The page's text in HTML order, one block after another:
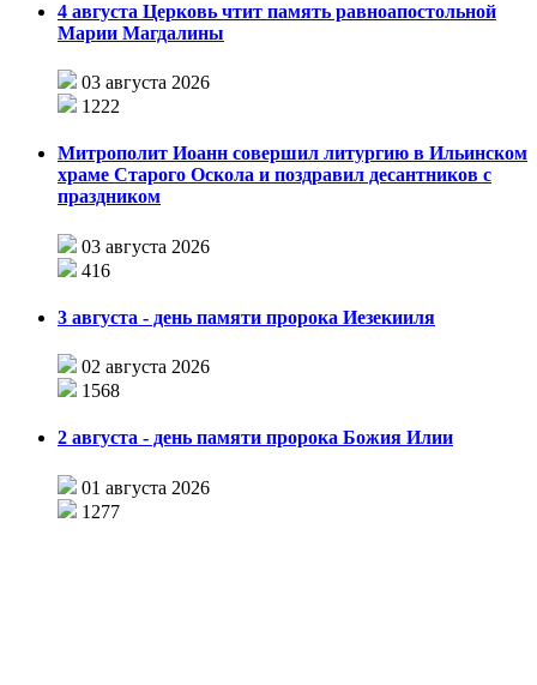
4 августа Церковь чтит память равноапостольной
Марии Магдалины
03 августа 2026
1222
Митрополит Иоанн совершил литургию в Ильинском
храме Старого Оскола и поздравил десантников с
праздником
03 августа 2026
416
3 августа - день памяти пророка Иезекииля
02 августа 2026
1568
2 августа - день памяти пророка Божия Илии
01 августа 2026
1277